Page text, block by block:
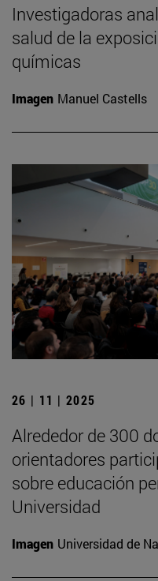
Investigadoras
salud de la
químicas
Imagen Manuel Castells
26 | 11 | 2025
Alrededor de 300
orientadores
sobre educación
Universidad
Imagen Universidad de